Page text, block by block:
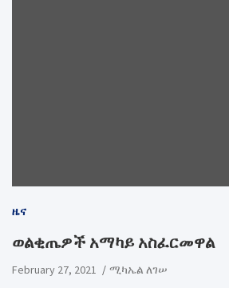
ዜና
ወልቂጤዎች አማካይ አስፈርመዋል
February 27, 2021 ሚካኤል ለገሠ